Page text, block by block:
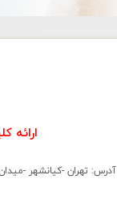
ارائه
آدرس: تهران -کیانشهر -میدان